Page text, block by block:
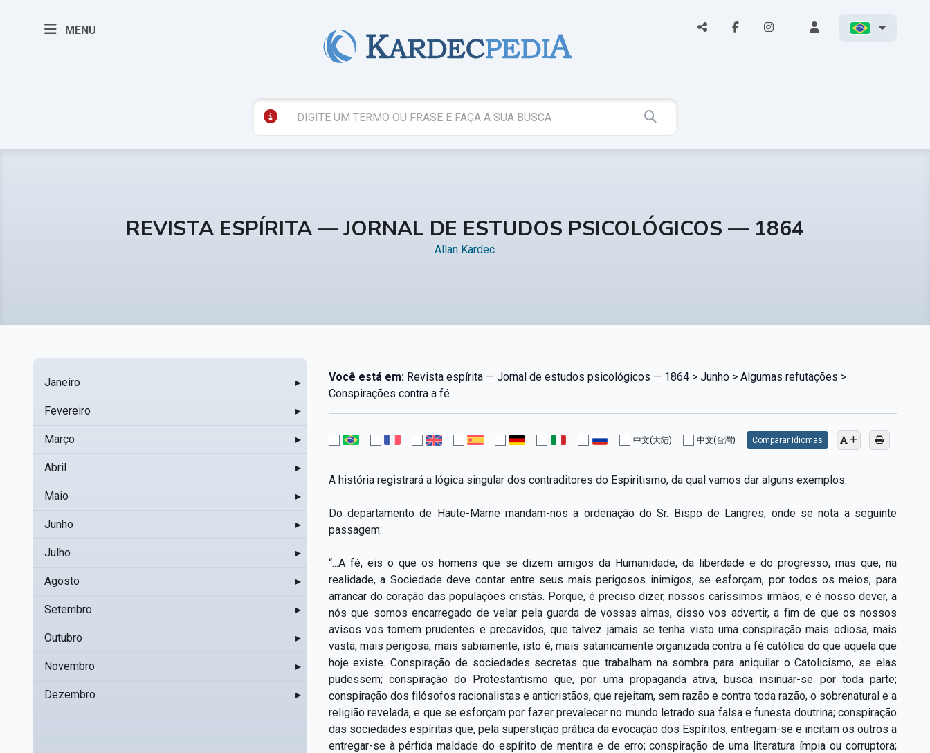
MENU
REVISTA ESPÍRITA — JORNAL DE ESTUDOS PSICOLÓGICOS — 1864
Allan Kardec
Janeiro ▸
Fevereiro ▸
Março ▸
Abril ▸
Maio ▸
Junho ▸
Julho ▸
Agosto ▸
Setembro ▸
Outubro ▸
Novembro ▸
Dezembro ▸
Você está em:Revista espírita — Jornal de estudos psicológicos — 1864 > Junho > Algumas refutações >
Conspirações contra a fé
中文(大陆) 中文(台灣) Comparar Idiomas
A história registrará a lógica singular dos contraditores do Espiritismo, da qual vamos dar alguns exemplos.
Do departamento de Haute-Marne mandam-nos a ordenação do Sr. Bispo de Langres, onde se nota a seguinte
passagem:
“...A fé, eis o que os homens que se dizem amigos da Humanidade, da liberdade e do progresso, mas que, na
realidade, a Sociedade deve contar entre seus mais perigosos inimigos, se esforçam, por todos os meios, para
arrancar do coração das populações cristãs. Porque, é preciso dizer, nossos caríssimos irmãos, e é nosso dever, a
nós que somos encarregado de velar pela guarda de vossas almas, disso vos advertir, a fim de que os nossos
avisos vos tornem prudentes e precavidos, que talvez jamais se tenha visto uma conspiração mais odiosa, mais
vasta, mais perigosa, mais sabiamente, isto é, mais satanicamente organizada contra a fé católica do que aquela que
hoje existe. Conspiração de sociedades secretas que trabalham na sombra para aniquilar o Catolicismo, se elas
pudessem; conspiração do Protestantismo que, por uma propaganda ativa, busca insinuar-se por toda parte;
conspiração dos filósofos racionalistas e anticristãos, que rejeitam, sem razão e contra toda razão, o sobrenatural e a
religião revelada, e que se esforçam por fazer prevalecer no mundo letrado sua falsa e funesta doutrina; conspiração
das sociedades espíritas que, pela superstição prática da evocação dos Espíritos, entregam-se e incitam os outros a
entregar-se à pérfida maldade do espírito de mentira e de erro; conspiração de uma literatura ímpia ou corruptora;